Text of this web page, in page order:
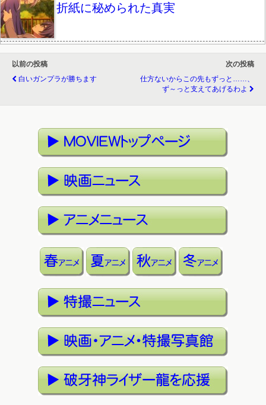
折紙に秘められた真実
以前の投稿
白いガンプラが勝ちます
次の投稿
仕方ないからこの先もずっと……、
ず～っと支えてあげるわよ